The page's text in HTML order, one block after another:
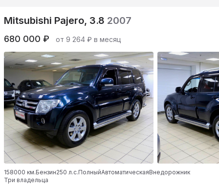
Mitsubishi Pajero, 3.8 2007
680 000 ₽ от 9 264 ₽ в месяц
158000 км.Бензин250 л.с.ПолныйАвтоматическаяВнедорожник
Три владельца